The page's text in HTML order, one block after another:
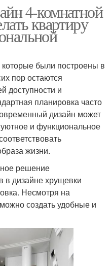
4-комнатной
квартиру
были построены в
пор остаются
доступности и
планировка часто
дизайн может
и функциональное
жизни.
решение
дизайне хрущевки
Несмотря на
создать удобные и